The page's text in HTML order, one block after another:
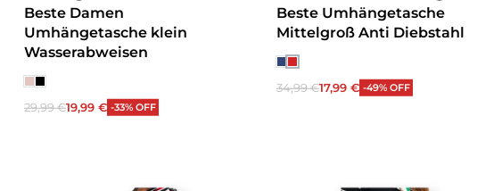
Beste Damen
Umhängetasche klein
Wasserabweisen
29,99€19,99 € -33% OFF
Beste Umhängetasche
Mittelgroß Anti Diebstahl
34,99€17,99 € -49% OFF